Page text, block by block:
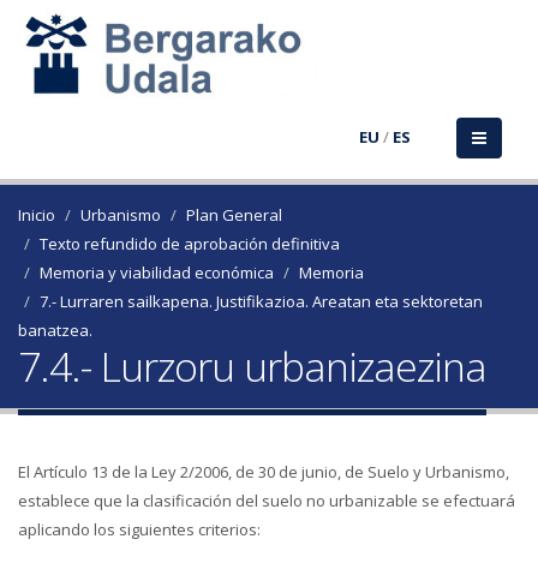
EU / ES
Inicio Urbanismo
Plan General
Texto refundido de aprobación definitiva
Memoria y viabilidad económica
Memoria
7.- Lurraren sailkapena. Justifikazioa. Areatan eta sektoretan
banatzea.
7.4.- Lurzoru urbanizaezina
El Artículo 13 de la Ley 2/2006, de 30 de junio, de Suelo y Urbanismo,
establece que la clasificación del suelo no urbanizable se efectuará
aplicando los siguientes criterios: